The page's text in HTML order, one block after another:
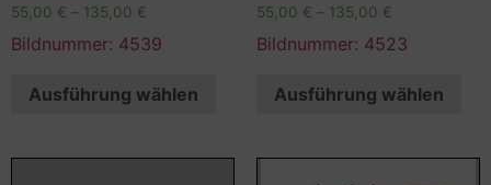
55,00 € – 135,00 €
Bildnummer: 4539
Ausführung wählen
55,00 € – 135,00 €
Bildnummer: 4523
Ausführung wählen